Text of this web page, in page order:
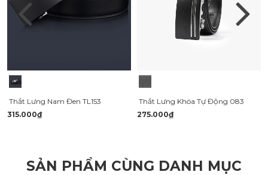
Thắt Lưng Nam Đen TL153
315.000₫
Thắt Lưng Khóa Tự Động 083
275.000₫
SẢN PHẨM CÙNG DANH MỤC